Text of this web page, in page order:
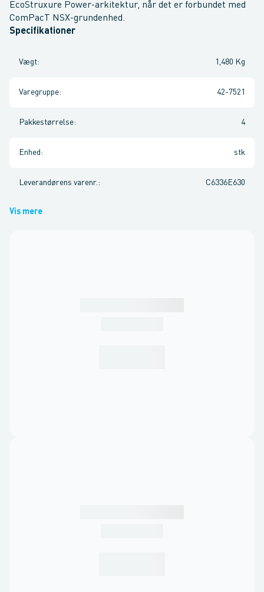
EcoStruxure Power-arkitektur, når det er forbundet med
ComPacT NSX-grundenhed.
Specifikationer
Vægt: 1,480 Kg
Varegruppe: 42-7521
Pakkestørrelse: 4
Enhed : stk
Leverandørens varenr. : C6336E630
Vis mere